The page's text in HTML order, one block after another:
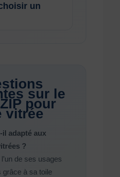
un
sur le
pour
vitrée
il adapté aux
?
de ses usages
grâce à sa toile